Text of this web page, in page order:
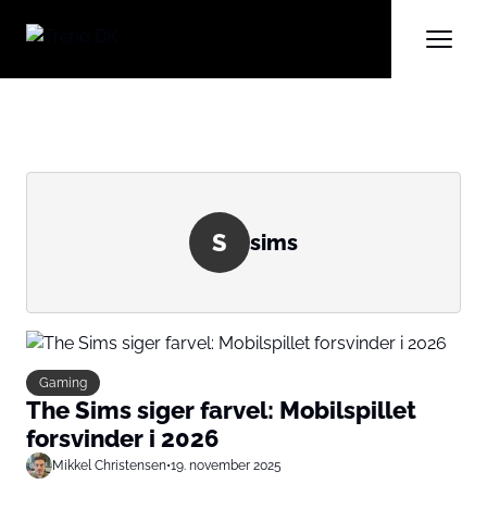
S sims
Gaming
The Sims siger farvel: Mobilspillet
forsvinder i 2026
Mikkel Christensen•19. november 2025